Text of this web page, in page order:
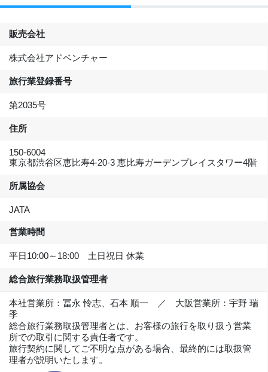
販売会社
株式会社アドベンチャー
旅行業登録番号
第2035号
住所
150-6004
東京都渋谷区恵比寿4-20-3 恵比寿ガーデンプレイスタワー4階
所属協会
JATA
営業時間
平日10:00～18:00 土日祝日 休業
総合旅行業務取扱管理者
本社営業所：冨永 怜志、石本 順一 ／ 大阪営業所：宇野 瑞
季
総合旅行業務取扱管理者とは、お客様の旅行を取り扱う営業
所での取引に関する責任者です。
旅行契約に関してご不明な点がある場合、最終的には取扱管
理者が説明いたします。